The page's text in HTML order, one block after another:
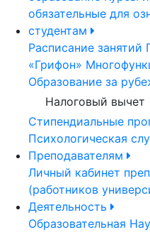
обязательные для
студентам
Расписание занятий
«Грифон»
Образование за
Налоговый вычет
Стипендиальные
Психологическая
Преподавателям
Личный кабинет
(работников
Деятельность
Образовательная